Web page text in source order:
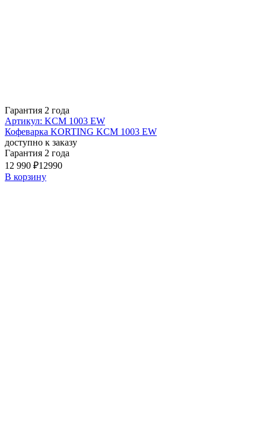
Гарантия 2 года
Артикул: KCM 1003 EW
Кофеварка KORTING KCM 1003 EW
доступно к заказу
Гарантия 2 года
12 990 ₽12990
В корзину